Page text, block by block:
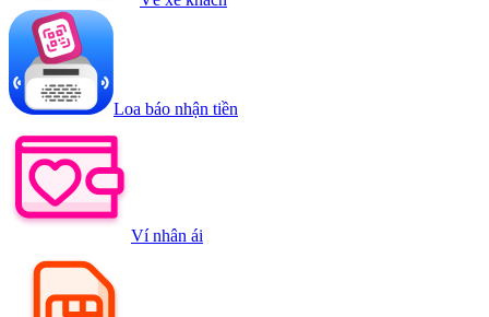
Loa báo nhận tiền
Ví nhân ái